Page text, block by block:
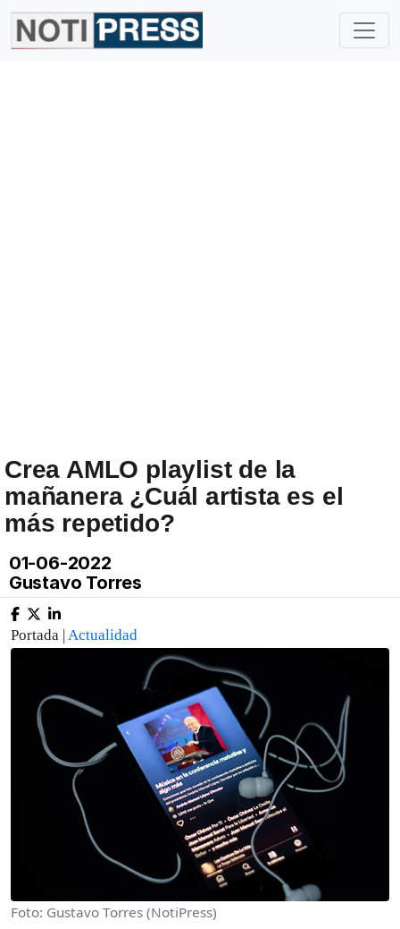
Crea AMLO playlist de la
mañanera ¿Cuál artista es el
más repetido?
01-06-2022
Gustavo Torres
Portada |Actualidad
Foto: Gustavo Torres (NotiPress)